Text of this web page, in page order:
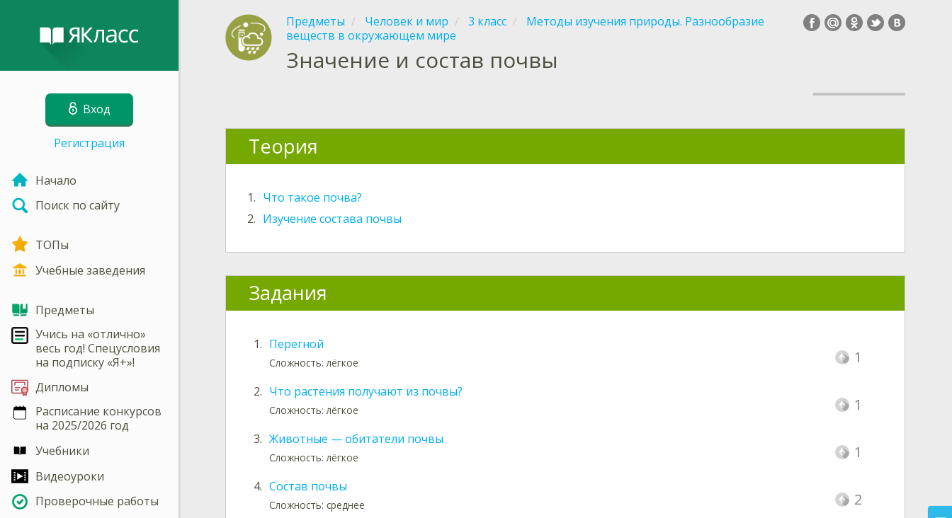
Вход
Регистрация
Начало
Поиск по сайту
ТОПы
Учебные заведения
Предметы
Учись на «отлично»
весь год! Спецусловия
на подписку «Я+»!
Дипломы
Расписание конкурсов
на 2025/2026 год
Учебники
Видеоуроки
Проверочные работы
Предметы Человек и мир 3 класс
Методы изучения природы. Разнообразие
веществ в окружающем мире
Значение и состав почвы
Теория
1. Что такое почва?
2. Изучение состава почвы
Задания
1. Перегной
Сложность: лёгкое 1
2. Что растения получают из почвы?
Сложность: лёгкое 1
3. Животные — обитатели почвы
Сложность: лёгкое 1
4. Состав почвы
Сложность: среднее 2